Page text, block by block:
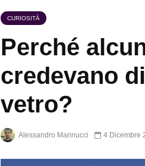
CURIOSITÀ
Perché
credevano
vetro?
Alessandro Marinucci 4 Dicembre